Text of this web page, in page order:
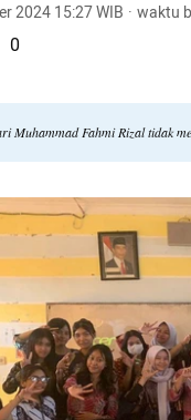
2024 15:27 WIB · waktu
0
Muhammad Fahmi Rizal tidak